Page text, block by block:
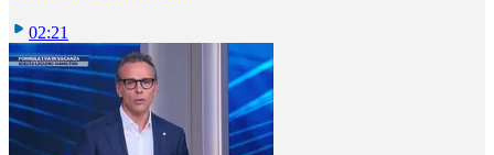
02:21